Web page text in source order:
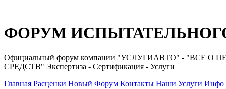
ФОРУМ
Официальный форум компании "УСЛУГИАВТО" -
СРЕДСТВ" Экспертиза - Сертификация - Услуги
Главная Расценки Новый Форум Контакты Наши Услуги Инфо